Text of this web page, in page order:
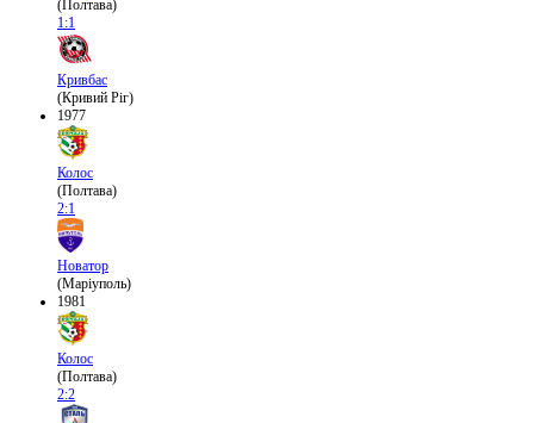
(Полтава)
1:1
Кривбас
(Кривий Ріг)
1977
Колос
(Полтава)
2:1
Новатор
(Маріуполь)
1981
Колос
(Полтава)
2:2